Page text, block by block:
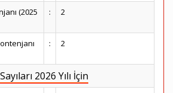
(2025
: 2
: 2
2026 Yılı İçin